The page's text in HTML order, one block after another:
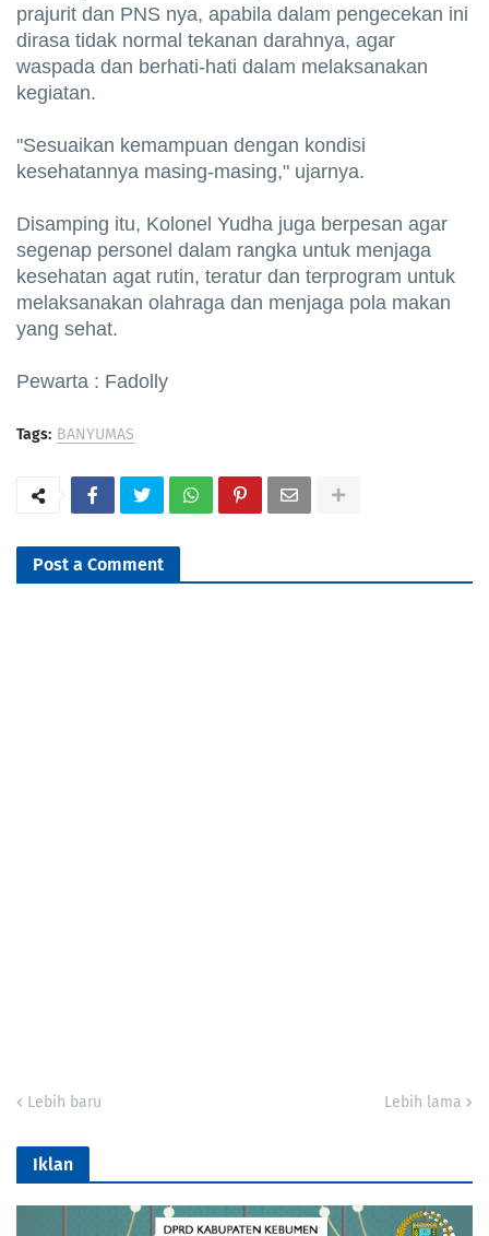
prajurit dan PNS nya, apabila dalam pengecekan ini
dirasa tidak normal tekanan darahnya, agar
waspada dan berhati-hati dalam melaksanakan
kegiatan.
"Sesuaikan kemampuan dengan kondisi
kesehatannya masing-masing," ujarnya.
Disamping itu, Kolonel Yudha juga berpesan agar
segenap personel dalam rangka untuk menjaga
kesehatan agat rutin, teratur dan terprogram untuk
melaksanakan olahraga dan menjaga pola makan
yang sehat.
Pewarta : Fadolly
Tags: BANYUMAS
Post a Comment
Lebih baru Lebih lama
Iklan